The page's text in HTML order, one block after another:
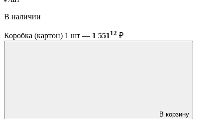
В наличии
Коробка (картон) 1 шт — 1 551 12 ₽
В корзину